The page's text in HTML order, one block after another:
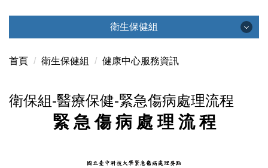
衛生保健組
衛生保健組
最新消息
關於我們
首頁 衛生保健組 健康中心服務資訊
衛保組-醫療保健-緊急傷病處理流程
緊 急 傷 病 處 理 流 程